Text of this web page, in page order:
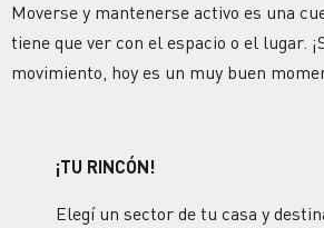
Moverse y mantenerse activo es una
tiene que ver con el espacio o el lugar.
movimiento, hoy es un muy buen
¡TU RINCÓN!
Elegí un sector de tu casa y